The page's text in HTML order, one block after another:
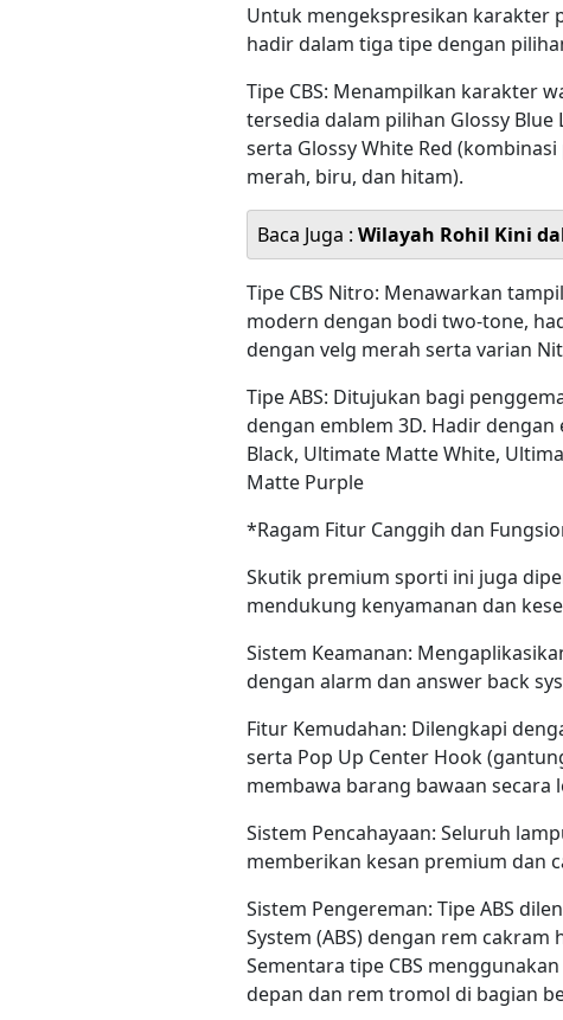
Untuk mengekspresikan karakter
hadir dalam tiga tipe dengan
Tipe CBS: Menampilkan karakter
tersedia dalam pilihan Glossy
serta Glossy White Red
merah, biru, dan hitam).
Baca Juga : Wilayah Rohil Kini
Tipe CBS Nitro: Menawarkan
modern dengan bodi two-tone,
dengan velg merah serta varian
Tipe ABS: Ditujukan bagi
dengan emblem 3D. Hadir
Black, Ultimate Matte White,
Matte Purple
*Ragam Fitur Canggih dan
Skutik premium sporti ini juga
mendukung kenyamanan dan
Sistem Keamanan:
dengan alarm dan answer back
Fitur Kemudahan: Dilengkapi
serta Pop Up Center Hook
membawa barang bawaan secara
Sistem Pencahayaan: Seluruh
memberikan kesan premium dan
Sistem Pengereman: Tipe ABS
System (ABS) dengan rem
Sementara tipe CBS
depan dan rem tromol di bagian